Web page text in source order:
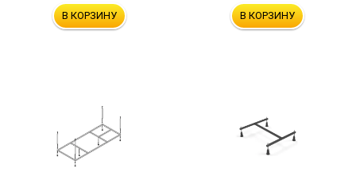
В КОРЗИНУ В КОРЗИНУ